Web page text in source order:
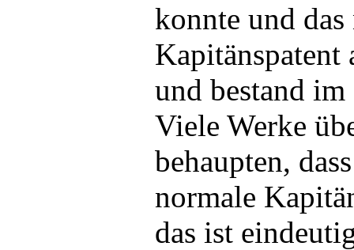
konnte und
Kapitänspatent
und bestand
Viele Werke
behaupten,
normale
das ist